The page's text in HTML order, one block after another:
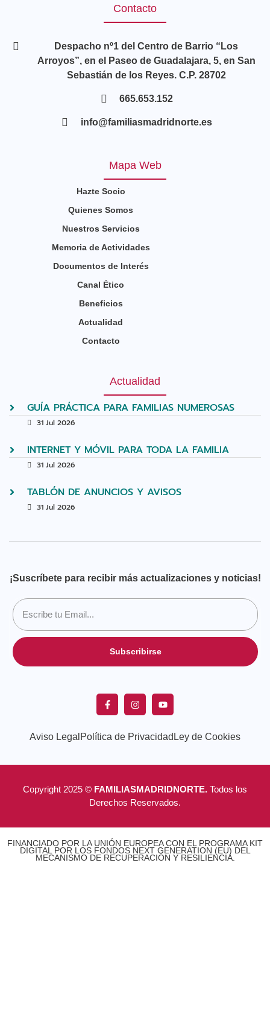
Contacto
Despacho nº1 del Centro de Barrio “Los
Arroyos”, en el Paseo de Guadalajara, 5, en San
Sebastián de los Reyes. C.P. 28702
665.653.152
info@familiasmadridnorte.es
Mapa Web
Hazte Socio
Quienes Somos
Nuestros Servicios
Memoria de Actividades
Documentos de Interés
Canal Ético
Beneficios
Actualidad
Contacto
Actualidad
GUÍA PRÁCTICA PARA FAMILIAS NUMEROSAS
31 Jul 2026
INTERNET Y MÓVIL PARA TODA LA FAMILIA
31 Jul 2026
TABLÓN DE ANUNCIOS Y AVISOS
31 Jul 2026
¡Suscríbete para recibir más actualizaciones y noticias!
Subscribirse
Aviso Legal Política de Privacidad Ley de Cookies
Copyright 2025 © FAMILIASMADRIDNORTE. Todos los
Derechos Reservados.
FINANCIADO POR LA UNIÓN EUROPEA CON EL PROGRAMA KIT
DIGITAL POR LOS FONDOS NEXT GENERATION (EU) DEL
MECANISMO DE RECUPERACIÓN Y RESILIENCIA.